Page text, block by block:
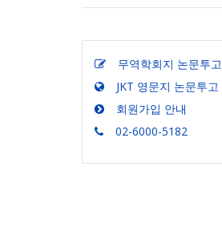
무역학회지 논문투고
JKT 영문지 논문투고
회원가입 안내
02-6000-5182